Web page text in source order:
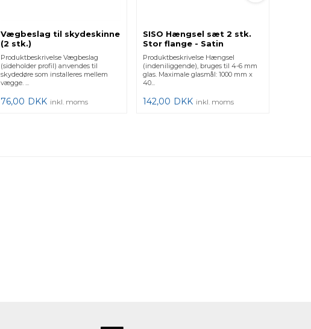
Vægbeslag til skydeskinne
(2 stk.)
Produktbeskrivelse Vægbeslag
(sideholder profil) anvendes til
skydedøre som installeres mellem
vægge. ...
76,00 DKK inkl. moms
SISO Hængsel sæt 2 stk.
Stor flange - Satin
Produktbeskrivelse Hængsel
(indeniliggende), bruges til 4-6 mm
glas. Maximale glasmål: 1000 mm x
40...
142,00 DKK inkl. moms